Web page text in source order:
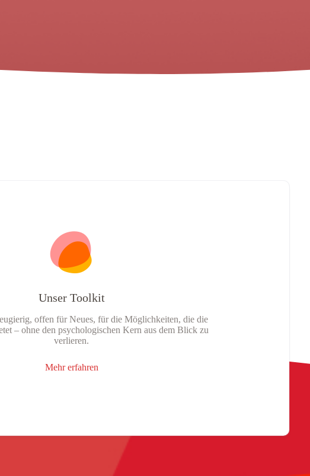
Unser Toolkit
offen für Neues, für die Möglichkeiten, die die
– ohne den psychologischen Kern aus dem Blick zu
verlieren.
Mehr erfahren